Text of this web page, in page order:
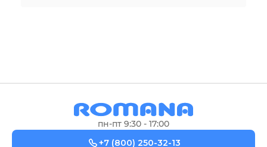
пн-пт 9:30 - 17:00
+7 (800) 250-32-13